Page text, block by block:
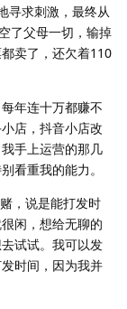
寻求刺激，最终从
了父母一切，输掉
卖了，还欠着110
年连十万都赚不
店，抖音小店改
手上运营的那几
看重我的能力。
，说是能打发时
闲，想给无聊的
试试。我可以发
时间，因为我并